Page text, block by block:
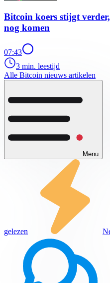
Bitcoin koers stijgt
nog komen
07:43
3 min. leestijd
Alle Bitcoin nieuws artikelen
Menu
gelezen